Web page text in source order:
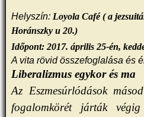
Helyszín: Loyola Café ( a
Horánszky u 20.)
Időpont: 2017. április 25-én,
A vita rövid összefoglalása és
Liberalizmus egykor és ma
Az Eszmesúrlódások
fogalomkörét járták végig